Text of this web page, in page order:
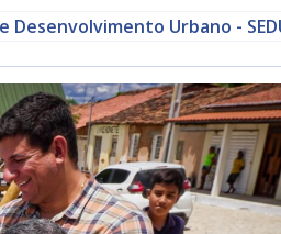
Desenvolvimento Urbano -